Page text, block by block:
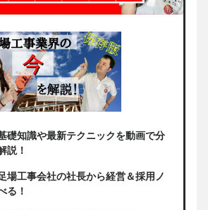
礎知識や最新テクニックを動画で分
説！
場工事会社の社長から経営＆採用ノ
る！